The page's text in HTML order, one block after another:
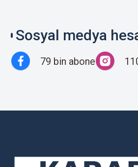
Sosyal medya
79 bin abone